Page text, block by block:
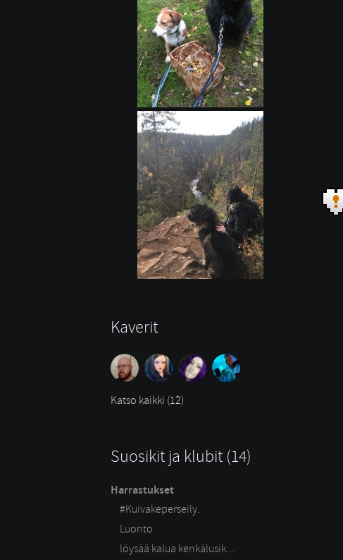
Kaverit
Katso kaikki (12)
Suosikit ja klubit (14)
Harrastukset
#Kuivakeperseily.
Luonto
löysää kalua kenkälusik...